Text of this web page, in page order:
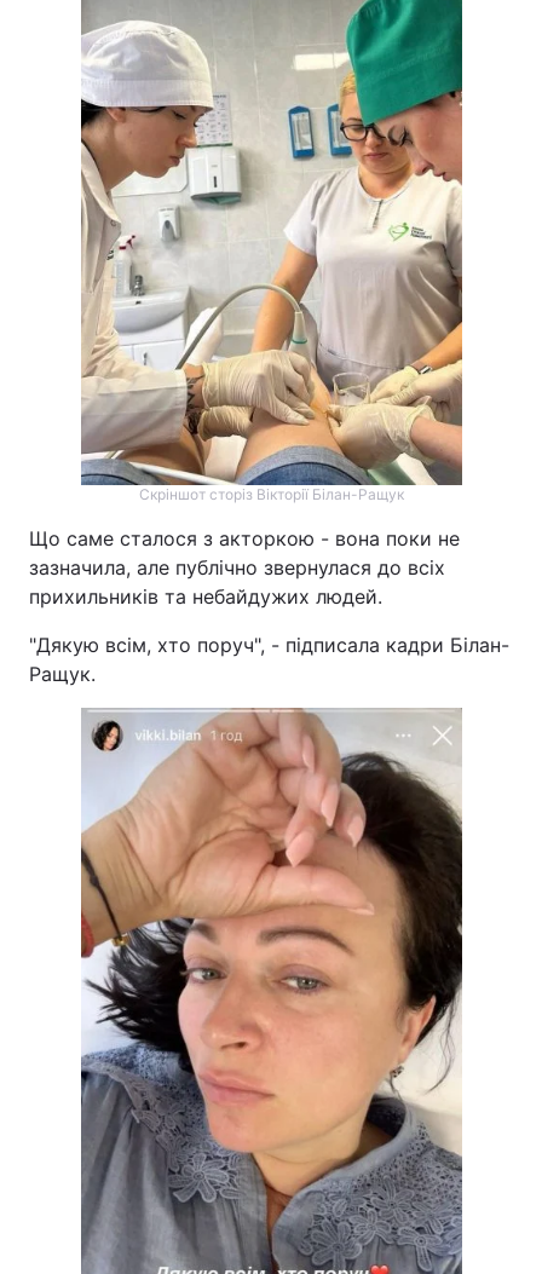
Скріншот сторіз Вікторії Білан-Ращук
Що саме сталося з акторкою - вона поки не
зазначила, але публічно звернулася до всіх
прихильників та небайдужих людей.
"Дякую всім, хто поруч", - підписала кадри Білан-
Ращук.